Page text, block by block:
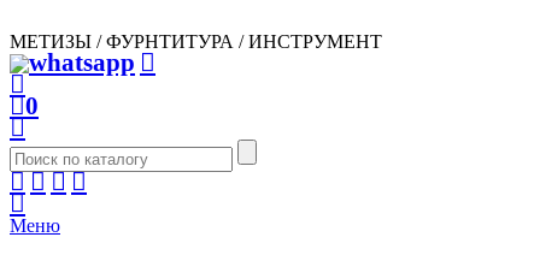
МЕТИЗЫ / ФУРНТИТУРА / ИНСТРУМЕНТ
0
Меню